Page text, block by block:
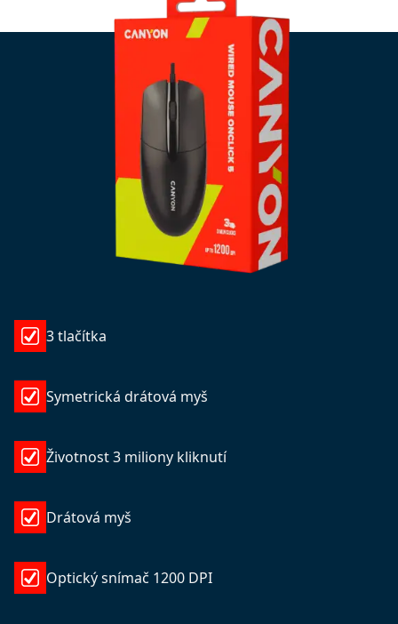
3 tlačítka
Symetrická drátová myš
Životnost 3 miliony kliknutí
Drátová myš
Optický snímač 1200 DPI